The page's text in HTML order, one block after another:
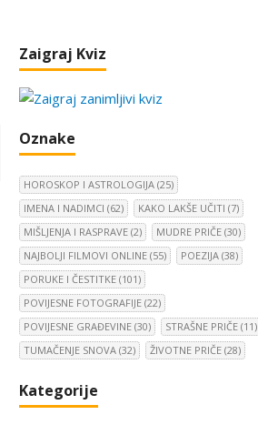
Zaigraj Kviz
Oznake
HOROSKOP I ASTROLOGIJA (25)
IMENA I NADIMCI (62) KAKO LAKŠE UČITI (7)
MIŠLJENJA I RASPRAVE (2) MUDRE PRIČE (30)
NAJBOLJI FILMOVI ONLINE (55) POEZIJA (38)
PORUKE I ČESTITKE (101)
POVIJESNE FOTOGRAFIJE (22)
POVIJESNE GRAĐEVINE (30) STRAŠNE PRIČE (11)
TUMAČENJE SNOVA (32) ŽIVOTNE PRIČE (28)
Kategorije